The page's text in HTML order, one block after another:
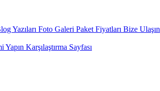
Yazıları Foto Galeri Paket Fiyatları Bize Ulaşın
Yapın Karşılaştırma Sayfası